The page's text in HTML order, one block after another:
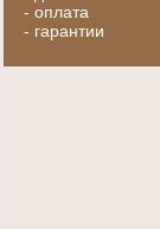
- оплата
- гарантии